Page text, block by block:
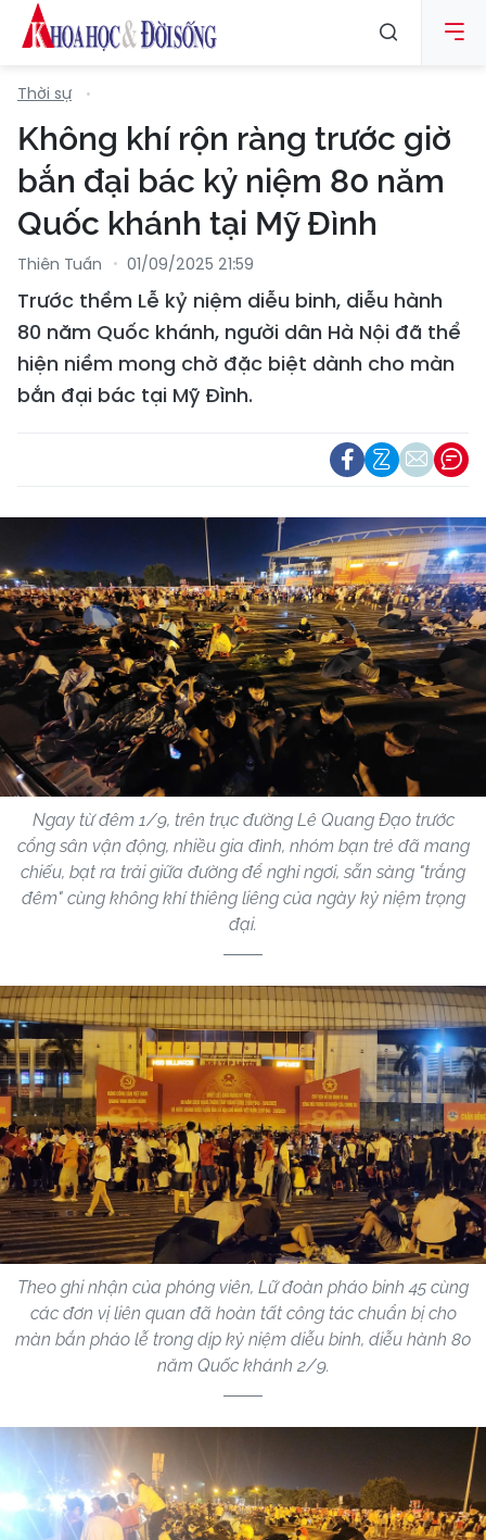
Thời sự
Không khí rộn ràng trước giờ
bắn đại bác kỷ niệm 80 năm
Quốc khánh tại Mỹ Đình
Thiên Tuấn 01/09/2025 21:59
Trước thềm Lễ kỷ niệm diễu binh, diễu hành
80 năm Quốc khánh, người dân Hà Nội đã thể
hiện niềm mong chờ đặc biệt dành cho màn
bắn đại bác tại Mỹ Đình.
Ngay từ đêm 1/9, trên trục đường Lê Quang Đạo trước
cổng sân vận động, nhiều gia đình, nhóm bạn trẻ đã mang
chiếu, bạt ra trải giữa đường để nghỉ ngơi, sẵn sàng "trắng
đêm" cùng không khí thiêng liêng của ngày kỷ niệm trọng
đại.
Theo ghi nhận của phóng viên, Lữ đoàn pháo binh 45 cùng
các đơn vị liên quan đã hoàn tất công tác chuẩn bị cho
màn bắn pháo lễ trong dịp kỷ niệm diễu binh, diễu hành 80
năm Quốc khánh 2/9.